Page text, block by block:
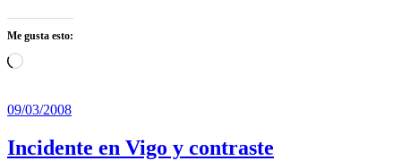
Me gusta esto:
Cargando...
09/03/2008
Incidente en Vigo y contraste